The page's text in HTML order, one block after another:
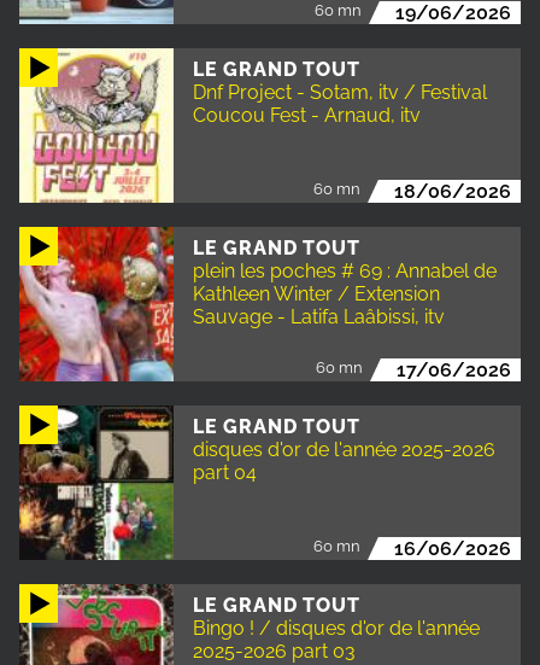
60 mn 19/06/2026
LE GRAND TOUT
Dnf Project - Sotam, itv / Festival
Coucou Fest - Arnaud, itv
60 mn 18/06/2026
LE GRAND TOUT
plein les poches # 69 : Annabel de
Kathleen Winter / Extension
Sauvage - Latifa Laâbissi, itv
60 mn 17/06/2026
LE GRAND TOUT
disques d'or de l'année 2025-2026
part 04
60 mn 16/06/2026
LE GRAND TOUT
Bingo ! / disques d'or de l'année
2025-2026 part 03